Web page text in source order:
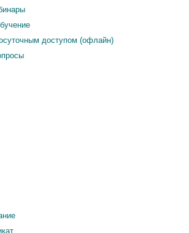
доступом (офлайн)